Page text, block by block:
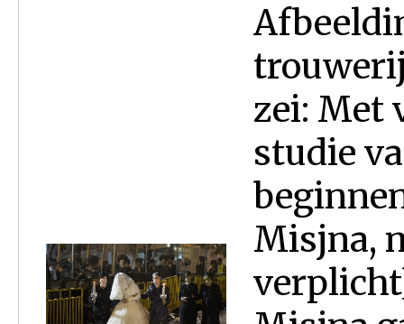
zei: Met
studie
Misjna,